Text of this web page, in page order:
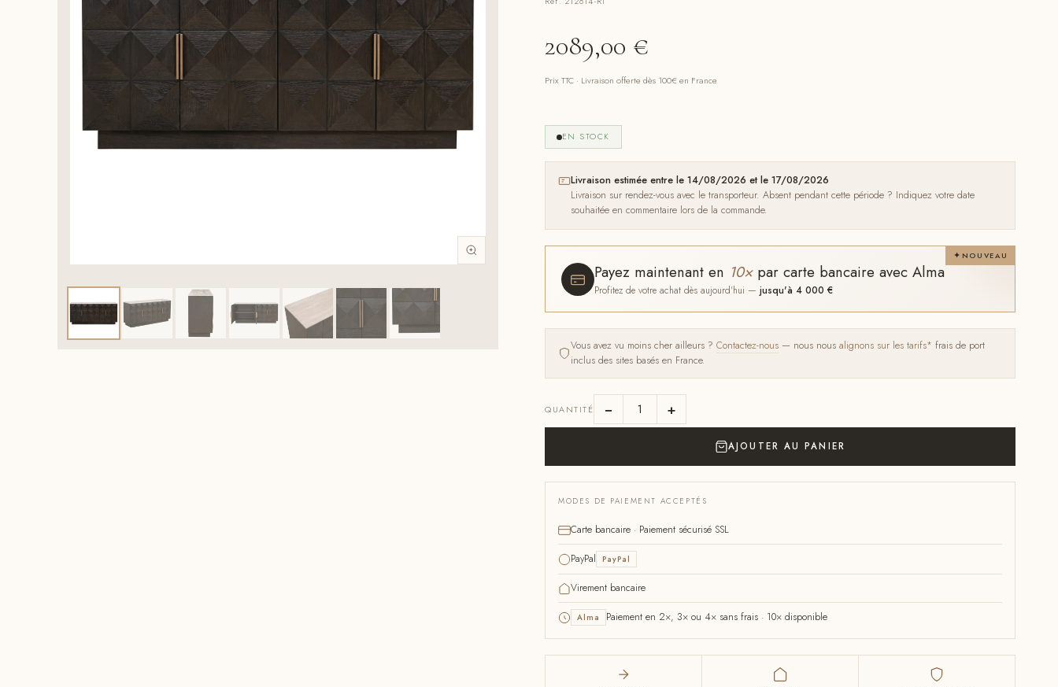
2089,00 €
Prix TTC · Livraison offerte dès 100€ en France
EN STOCK
Livraison estimée entre le 14/08/2026 et le 17/08/2026
Livraison sur rendez-vous avec le transporteur. Absent pendant cette période ? Indiquez votre date
souhaitée en commentaire lors de la commande.
NOUVEAU
Payez maintenant en 10×par carte bancaire avec Alma
Profitez de votre achat dès aujourd'hui — jusqu'à 4 000 €
Vous avez vu moins cher ailleurs ? Contactez-nous — nous nous alignons sur les tarifs* frais de port
inclus des sites basés en France.
QUANTITÉ − +
AJOUTER AU PANIER
MODES DE PAIEMENT ACCEPTÉS
Carte bancaire · Paiement sécurisé SSL
PayPal PayPal
Virement bancaire
Alma Paiement en 2×, 3× ou 4× sans frais · 10× disponible